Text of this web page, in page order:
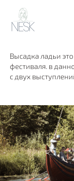
Высадка ладьи
фестиваля. в
с двух